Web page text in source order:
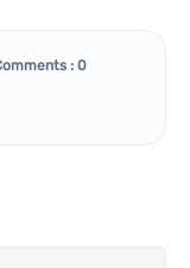
: 0